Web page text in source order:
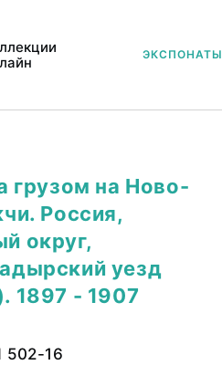
ЭКСПОНАТЫ
грузом на Ново-
Россия,
округ,
уезд
1897 - 1907
16